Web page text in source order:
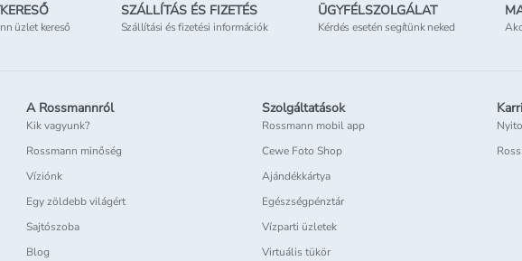
üzlet kereső
SZÁLLÍTÁS ÉS FIZETÉS
Szállítási és fizetési információk
ÜGYFÉLSZOLGÁLAT
Kérdés esetén segítünk neked
A Rossmannról
Kik vagyunk?
Rossmann minőség
Víziónk
Egy zöldebb világért
Sajtószoba
Blog
Szolgáltatások
Rossmann mobil app
Cewe Foto Shop
Ajándékkártya
Egészségpénztár
Vízparti üzletek
Virtuális tükör